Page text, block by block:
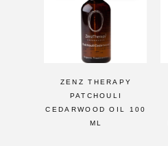
ZENZ THERAPY
PATCHOULI
CEDARWOOD OIL 100
ML